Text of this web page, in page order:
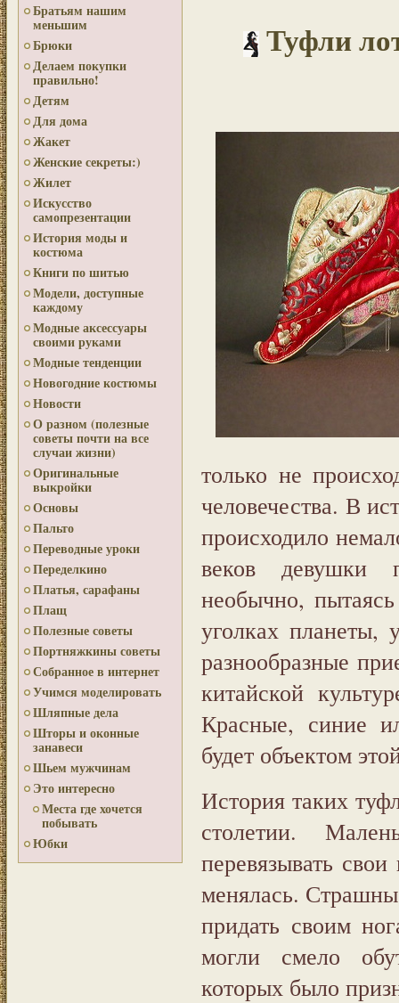
Братьям нашим
меньшим
Брюки
Делаем покупки
правильно!
Детям
Для дома
Жакет
Женские секреты:)
Жилет
Искусство
самопрезентации
История моды и
костюма
Книги по шитью
Модели, доступные
каждому
Модные аксессуары
своими руками
Модные тенденции
Новогодние костюмы
Новости
О разном (полезные
советы почти на все
случаи жизни)
Оригинальные
выкройки
Основы
Пальто
Переводные уроки
Переделкино
Платья, сарафаны
Плащ
Полезные советы
Портняжкины советы
Собранное в интернет
Учимся моделировать
Шляпные дела
Шторы и оконные
занавеси
Шьем мужчинам
Это интересно
Места где хочется
побывать
Юбки
Туфли
только не
человечества. В
происходило
веков девушки
необычно,
уголках планеты,
разнообразные
китайской
Красные, синие
будет объектом
История таких
столетии.
перевязывать
менялась.
придать своим
могли смело
которых было